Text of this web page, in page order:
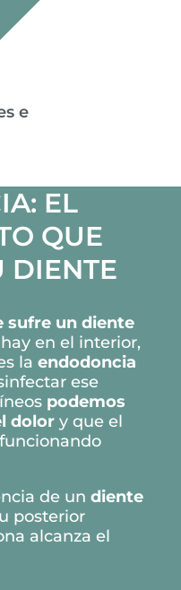
e
EL
QUE
DIENTE
sufre un diente
en el interior,
la endodoncia
ese
podemos
dolor y que el
de un diente
posterior
alcanza el